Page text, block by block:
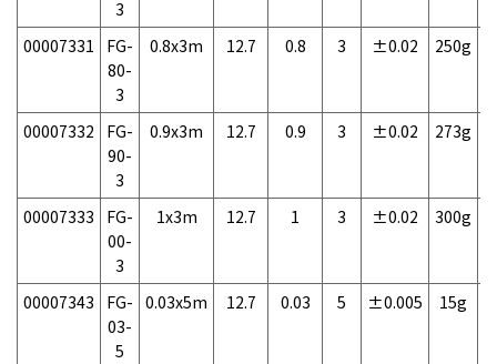
3
00007331
FG-
80-
3
0.8x3m 12.7 0.8 3 ±0.02 250g
00007332
FG-
90-
3
0.9x3m 12.7 0.9 3 ±0.02 273g
00007333
FG-
00-
3
1x3m 12.7 1 3 ±0.02 300g
00007343
FG-
03-
5
0.03x5m 12.7 0.03 5 ±0.005 15g